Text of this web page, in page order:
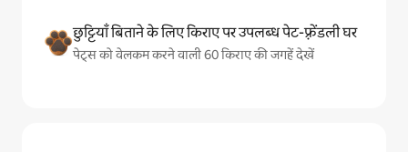
छुट्टियाँ बिताने के लिए किराए पर उपलब्ध पेट-फ़्रेंडली घर
पेट्स को वेलकम करने वाली 60 किराए की जगहें देखें